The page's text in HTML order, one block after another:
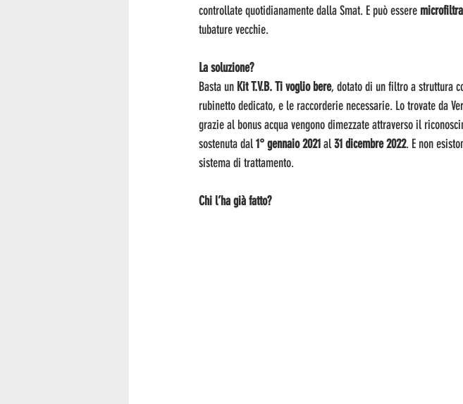
controllate quotidianamente dalla Smat. E può essere
tubature vecchie.
La soluzione?
Basta un Kit T.V.B. Ti voglio bere, dotato di un filtro a struttura
rubinetto dedicato, e le raccorderie necessarie. Lo trovate da
grazie al bonus acqua vengono dimezzate attraverso il
sostenuta dal 1° gennaio 2021 al 31 dicembre 2022. E non
sistema di trattamento.
Chi l’ha già fatto?